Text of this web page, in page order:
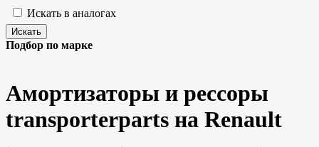
Искать в аналогах
Подбор по марке
Амортизаторы и рессоры
transporterparts на Renault